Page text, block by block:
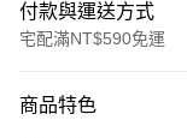
付款與運送方式
宅配滿NT$590免運
POYA支付
商品特色